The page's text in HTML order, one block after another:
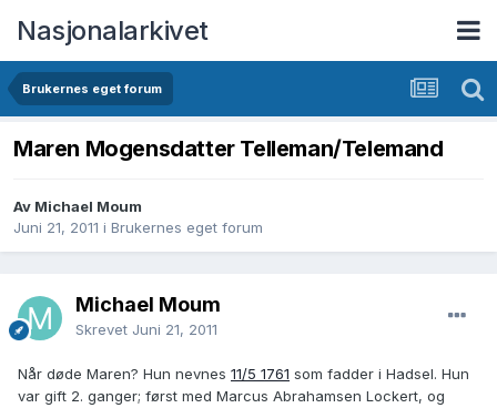
Nasjonalarkivet
Brukernes eget forum
Maren Mogensdatter Telleman/Telemand
Av Michael Moum
Juni 21, 2011 i Brukernes eget forum
Michael Moum
Skrevet Juni 21, 2011
Når døde Maren? Hun nevnes 11/5 1761 som fadder i Hadsel. Hun
var gift 2. ganger; først med Marcus Abrahamsen Lockert, og